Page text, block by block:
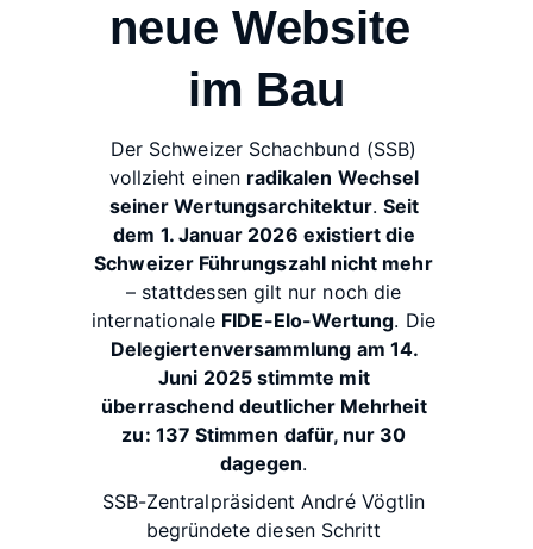
neue Website
im Bau
Der Schweizer Schachbund (SSB)
vollzieht einen radikalen Wechsel
seiner Wertungsarchitektur. Seit
dem 1. Januar 2026 existiert die
Schweizer Führungszahl nicht mehr
– stattdessen gilt nur noch die
internationale FIDE-Elo-Wertung. Die
Delegiertenversammlung am 14.
Juni 2025 stimmte mit
überraschend deutlicher Mehrheit
zu: 137 Stimmen dafür, nur 30
dagegen.
SSB-Zentralpräsident André Vögtlin
begründete diesen Schritt